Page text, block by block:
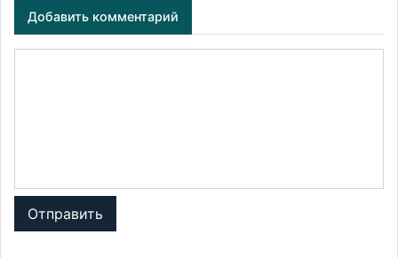
Добавить комментарий
Отправить